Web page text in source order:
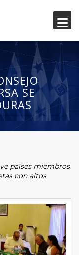
SE
países miembros
con altos